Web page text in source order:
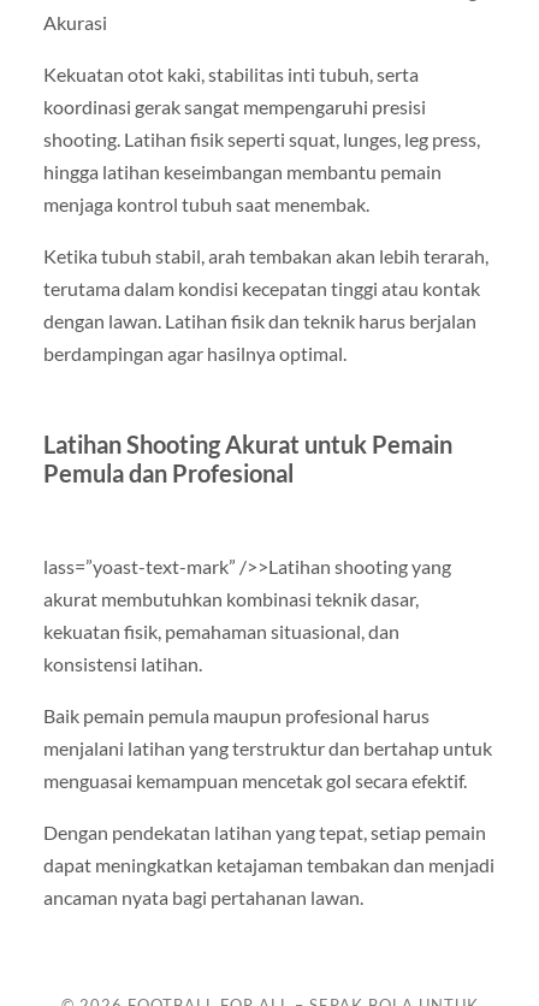
Akurasi
Kekuatan otot kaki, stabilitas inti tubuh, serta
koordinasi gerak sangat mempengaruhi presisi
shooting. Latihan fisik seperti squat, lunges, leg press,
hingga latihan keseimbangan membantu pemain
menjaga kontrol tubuh saat menembak.
Ketika tubuh stabil, arah tembakan akan lebih terarah,
terutama dalam kondisi kecepatan tinggi atau kontak
dengan lawan. Latihan fisik dan teknik harus berjalan
berdampingan agar hasilnya optimal.
Latihan Shooting Akurat untuk Pemain
Pemula dan Profesional
lass=”yoast-text-mark” />>Latihan shooting yang
akurat membutuhkan kombinasi teknik dasar,
kekuatan fisik, pemahaman situasional, dan
konsistensi latihan.
Baik pemain pemula maupun profesional harus
menjalani latihan yang terstruktur dan bertahap untuk
menguasai kemampuan mencetak gol secara efektif.
Dengan pendekatan latihan yang tepat, setiap pemain
dapat meningkatkan ketajaman tembakan dan menjadi
ancaman nyata bagi pertahanan lawan.